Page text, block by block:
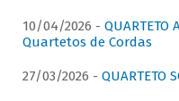
10/04/2026 -
Quartetos de Cordas
27/03/2026 - QUARTETO